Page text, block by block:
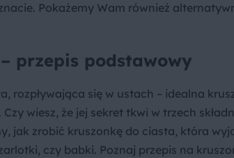
Pokażemy Wam również
przepis podstawowy
rozpływająca się w ustach – idealna
wiesz, że jej sekret tkwi w trzech
jak zrobić kruszonkę do ciasta, która
czy babki. Poznaj przepis na